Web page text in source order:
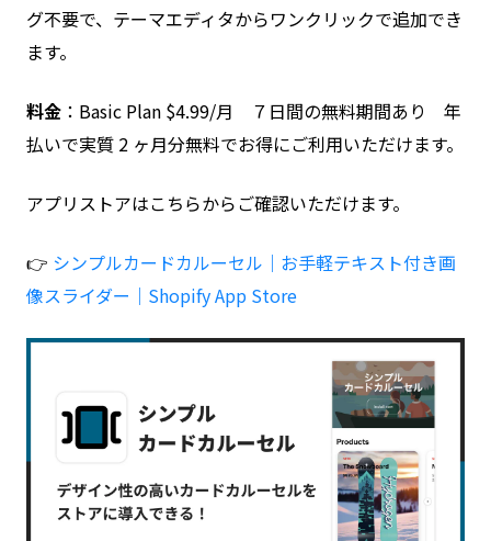
グ不要で、テーマエディタからワンクリックで追加でき
ます。
料金 ：Basic Plan $4.99/月 ７日間の無料期間あり 年
払いで実質 2 ヶ月分無料でお得にご利用いただけます。
アプリストアはこちらからご確認いただけます。
👉 シンプルカードカルーセル｜お手軽テキスト付き画
像スライダー｜Shopify App Store